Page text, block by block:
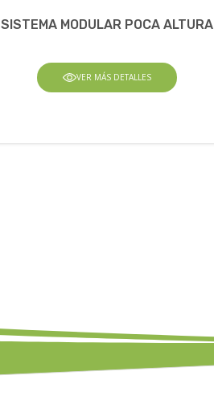
SISTEMA MODULAR POCA ALTURA
VER MÁS DETALLES